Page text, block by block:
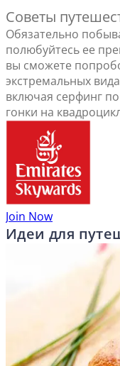
Советы
Обязательно
полюбуйтесь ее
вы сможете
экстремальных
включая серфинг
гонки на
Join Now
Идеи для